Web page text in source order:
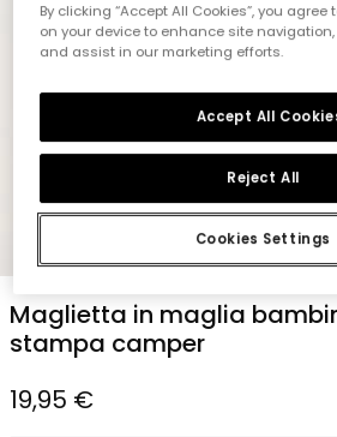
1 2 3 4
Maglietta in maglia
stampa camper
19,95 €
By clicking “Accept All Cookies”, you
on your device to enhance site
and assist in our marketing efforts.
Cookies Settings
Reject All
Accept All